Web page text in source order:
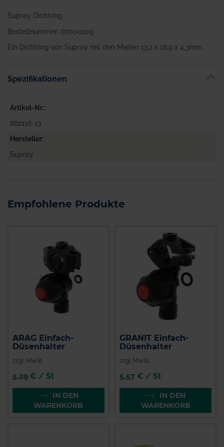
Supray Dichtring
Bestellnummer: 67000109
Ein Dichtring von Supray mit den Maßen 13,2 x 18,9 x 4,3mm.
Spezifikationen
Artikel-Nr.
862116-13
Hersteller
Supray
Empfohlene Produkte
ARAG Einfach-
Düsenhalter
zzgl. MwSt.
5,29 € / St
IN DEN
WARENKORB
GRANIT Einfach-
Düsenhalter
zzgl. MwSt.
5,57 € / St
IN DEN
WARENKORB